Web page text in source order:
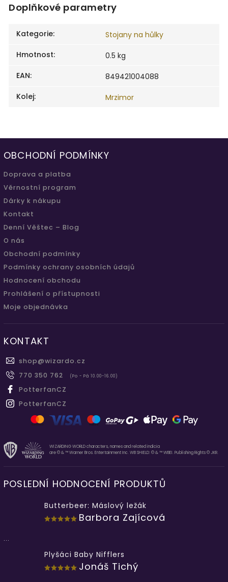
Doplňkové parametry
Kategorie:
Stojany na hůlky
Hmotnost:
0.5 kg
EAN:
849421004088
Kolej: Mrzimor
OBCHODNÍ PODMÍNKY
Doprava a platba
Věrnostní program
Dárky k nákupu
Kontakt
Denní Věštec – Blog
O nás
Obchodní podmínky
Podmínky ochrany osobních údajů
Hodnocení obchodu
Prohlášení o přístupnosti
Moje objednávka
KONTAKT
shop@wizardo.cz
770 350 762
(Po - Pá 10.00-16.00)
PotterfanCZ
PotterfanCZ
WIZARDING WORLD characters, names and related indicia
are © & ™ Warner Bros. Entertainment Inc. WB SHIELD: © & ™ WBEI. Publishing Rights © JKR.
POSLEDNÍ HODNOCENÍ PRODUKTŮ
Butterbeer: Máslový ležák
Barbora Zajícová
...
Plyšáci Baby Nifflers
Jonáš Tichý